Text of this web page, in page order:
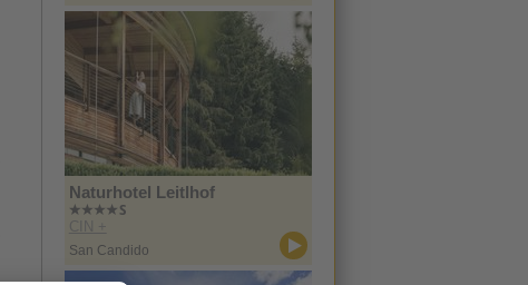
Naturhotel Leitlhof
CIN +
San Candido